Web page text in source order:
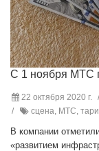
С 1 ноября МТС
22 октября 2020 г.
сцена, МТС,
В компании
«развитием